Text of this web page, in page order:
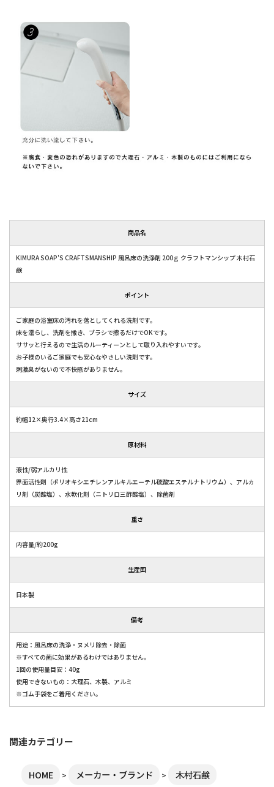
商品名
KIMURA SOAP'S CRAFTSMANSHIP 風呂床の洗浄剤 200ｇ クラフトマンシップ 木村石
鹸
ポイント
ご家庭の浴室床の汚れを落としてくれる洗剤です。
床を濡らし、洗剤を撒き、ブラシで擦るだけでOKです。
ササッと行えるので生活のルーティーンとして取り入れやすいです。
お子様のいるご家庭でも安心なやさしい洗剤です。
刺激臭がないので不快感がありません。
サイズ
約幅12×奥行3.4×高さ21cm
原材料
液性/弱アルカリ性
界面活性剤（ポリオキシエチレンアルキルエーテル硫酸エステルナトリウム）、アルカ
リ剤（炭酸塩）、水軟化剤（ニトリロ三酢酸塩）、除菌剤
重さ
内容量/約200g
生産国
日本製
備考
用途：風呂床の洗浄・ヌメリ除去・除菌
※すべての菌に効果があるわけではありません。
1回の使用量目安：40g
使用できないもの：大理石、木製、アルミ
※ゴム手袋をご着用ください。
関連カテゴリー
HOME メーカー・ブランド 木村石鹸